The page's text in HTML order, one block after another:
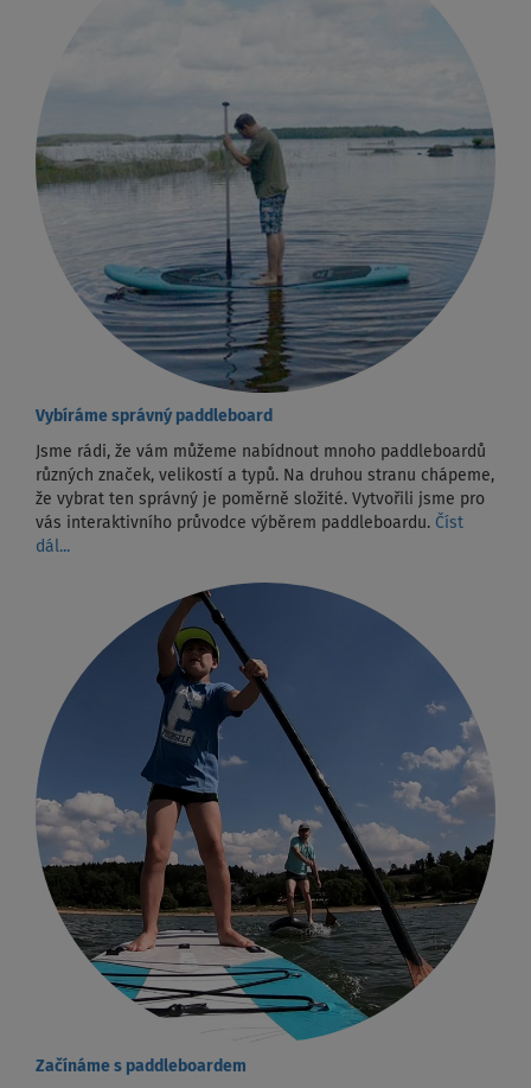
Vybíráme správný paddleboard
Jsme rádi, že vám můžeme nabídnout mnoho paddleboardů
různých značek, velikostí a typů. Na druhou stranu chápeme,
že vybrat ten správný je poměrně složité. Vytvořili jsme pro
vás interaktivního průvodce výběrem paddleboardu. Číst
dál...
Začínáme s paddleboardem